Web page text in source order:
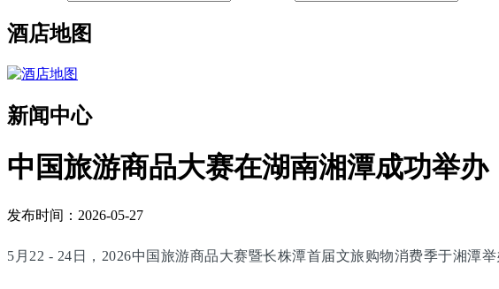
酒店地图
新闻中心
中国旅游商品大赛在湖南湘潭成功举办
发布时间：2026-05-27
5月22 - 24日，2026中国旅游商品大赛暨长株潭首届文旅购物消费季于湘潭